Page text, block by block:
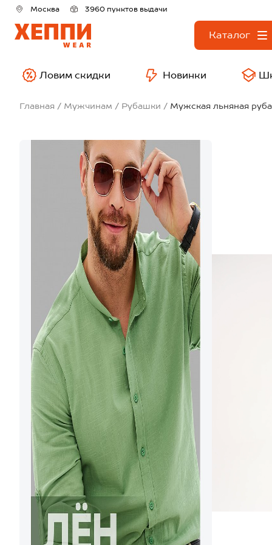
Москва 3960 пунктов выдачи
Каталог
Ловим скидки Новинки
Главная Мужчинам Рубашки Мужская льняная